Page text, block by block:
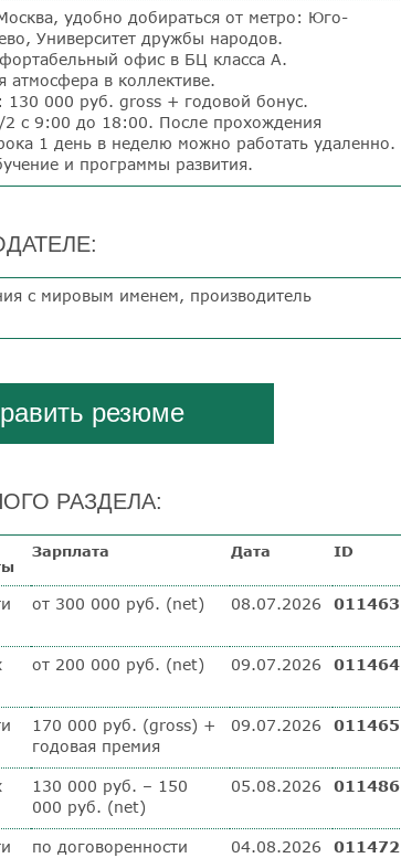
удобно добираться от метро: Юго-
Университет дружбы народов.
офис в БЦ класса А.
атмосфера в коллективе.
130 000 руб. gross + годовой бонус.
с 9:00 до 18:00. После прохождения
1 день в неделю можно работать удаленно.
и программы развития.
с мировым именем, производитель
резюме
РАЗДЕЛА:
Зарплата Дата ID
от 300 000 руб. (net) 08.07.2026 011463
от 200 000 руб. (net) 09.07.2026 011464
170 000 руб. (gross) +
годовая премия
09.07.2026 011465
130 000 руб. – 150
000 руб. (net)
05.08.2026 011486
по договоренности 04.08.2026 011472